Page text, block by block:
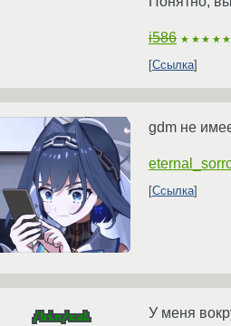
i586 ★★★★★
Ссылка
gdm не
Ссылка
У меня